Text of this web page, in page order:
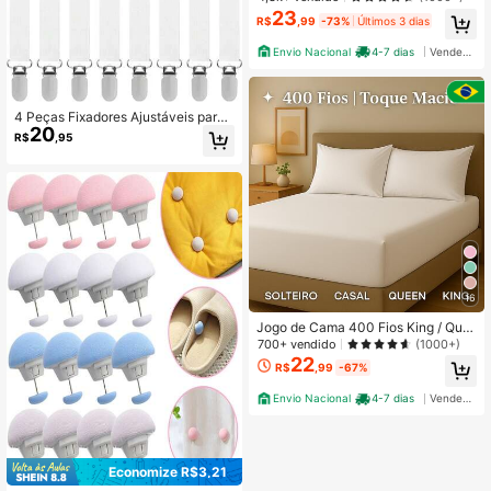
4 Peças Fixadores Ajustáveis para
Lençol de Cama (2,5 cm x 130 cm),
Cintas Elásticas para Lençol de Ca
ampos para Colchão, Serve para Le
nçóis, Colchões, Sofás, Tábuas de
Passar Roupa
R$20 ,95
Economize R$3,21
R$23 ,99 -73% Últimos 3 dias
Envio Nacional 4-7 dias
16
Jogo de Cama 400 Fios King / Que
en / Casal Padrão / Solteiro Lençol
+ Fronhas
700+ vendido (1000+)
R$22,99 -67%
Envio Nacional 4-7 dias